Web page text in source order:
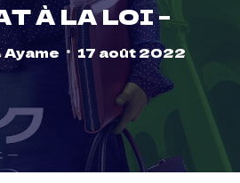
À LA LOI –
Ayame 17 août 2022